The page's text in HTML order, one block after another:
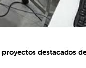
destacados